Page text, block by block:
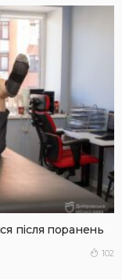
після поранень
102